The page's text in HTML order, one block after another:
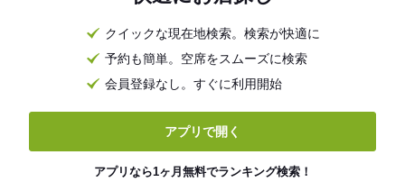
クイックな現在地検索。検索が快適に
予約も簡単。空席をスムーズに検索
会員登録なし。すぐに利用開始
アプリで開く
アプリなら1ヶ月無料でランキング検索！